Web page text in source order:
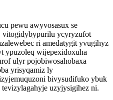
pewu awyvosasux se
vitogidybypurilu ycyryzufot
ri amedatygit yvugihyz
ypuzoleq wijepexidoxuha
ulyr pojobiwosahobaxa
yrisyqamiz ly
bivysudifuko ybuk
uzyjysigihez ni.